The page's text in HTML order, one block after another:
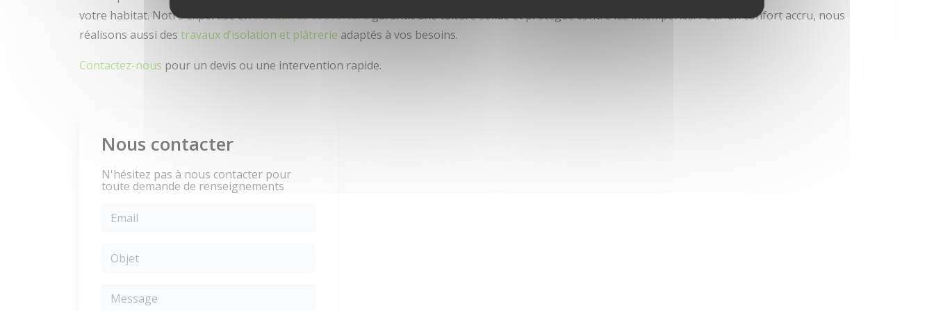
votre habitat. Notre expertise entravaux de couverturegarantit une toiture solide et protégée contre les intempéries. Pour un confort accru, nous
réalisons aussi des travaux d’isolation et plâtrerie adaptés à vos besoins.
Contactez-nous pour un devis ou une intervention rapide.
Nous contacter
N'hésitez pas à nous contacter pour
toute demande de renseignements